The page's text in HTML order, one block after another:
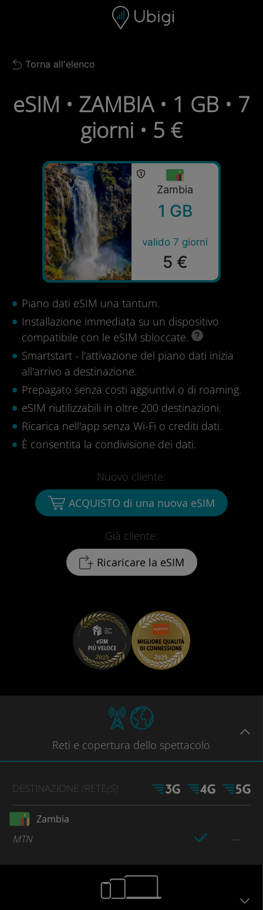
Barra di navigazione
Back to list
Torna all'elenco
eSIM • ZAMBIA • 1 GB • 7
giorni • 5 €
Zambia
1 GB
valido 7 giorni
5 €
Piano dati eSIM una tantum.
Installazione immediata su un dispositivo
compatibile con le eSIM sbloccate.
Smartstart - l'attivazione del piano dati inizia
all'arrivo a destinazione.
Prepagato senza costi aggiuntivi o di roaming.
eSIM riutilizzabili in oltre 200 destinazioni.
Ricarica nell'app senza Wi-Fi o crediti dati.
È consentita la condivisione dei dati.
Già cliente:
Ricaricare la eSIM
Nuovo cliente:
ACQUISTO di una nuova eSIM
Reti e copertura dello spettacolo
DESTINAZIONE /RETE(S)
Zambia
MTN